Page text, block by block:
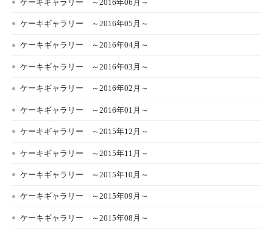
ケーキギャラリー ～2016年06月～
ケーキギャラリー ～2016年05月～
ケーキギャラリー ～2016年04月～
ケーキギャラリー ～2016年03月～
ケーキギャラリー ～2016年02月～
ケーキギャラリー ～2016年01月～
ケーキギャラリー ～2015年12月～
ケーキギャラリー ～2015年11月～
ケーキギャラリー ～2015年10月～
ケーキギャラリー ～2015年09月～
ケーキギャラリー ～2015年08月～